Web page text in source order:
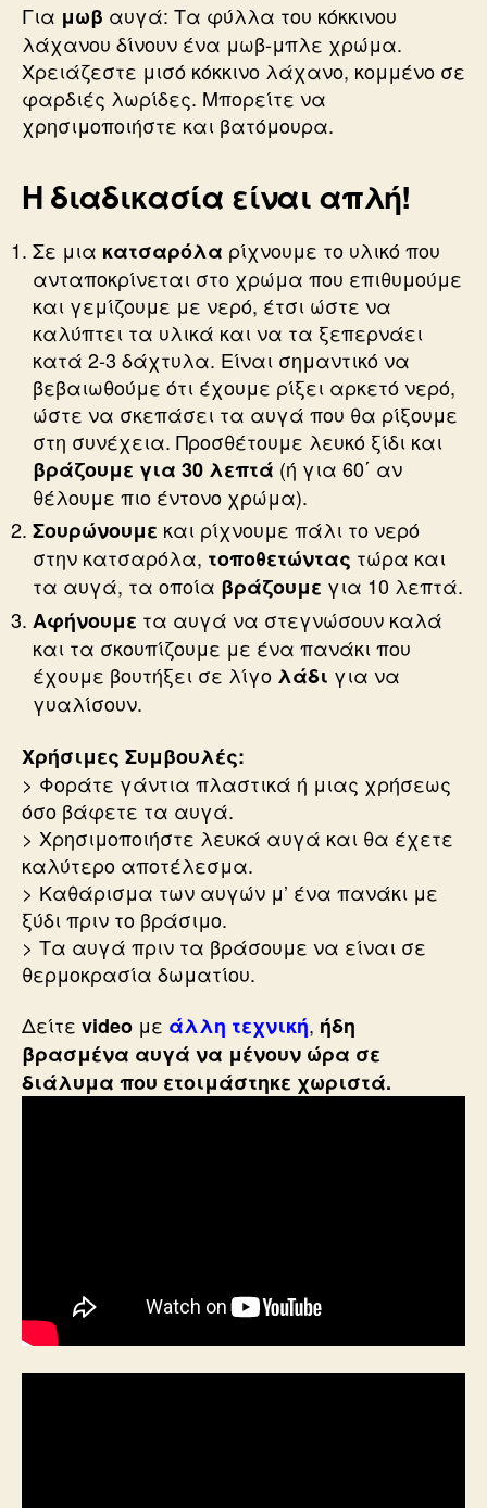
Για μωβ αυγά: Τα φύλλα του κόκκινου
λάχανου δίνουν ένα μωβ-μπλε χρώμα.
Χρειάζεστε μισό κόκκινο λάχανο, κομμένο σε
φαρδιές λωρίδες. Μπορείτε να
χρησιμοποιήστε και βατόμουρα.
Η διαδικασία είναι απλή!
Σε μια κατσαρόλα ρίχνουμε το υλικό που
ανταποκρίνεται στο χρώμα που επιθυμούμε
και γεμίζουμε με νερό, έτσι ώστε να
καλύπτει τα υλικά και να τα ξεπερνάει
κατά 2-3 δάχτυλα. Είναι σημαντικό να
βεβαιωθούμε ότι έχουμε ρίξει αρκετό νερό,
ώστε να σκεπάσει τα αυγά που θα ρίξουμε
στη συνέχεια. Προσθέτουμε λευκό ξίδι και
βράζουμε για 30 λεπτά (ή για 60΄ αν
θέλουμε πιο έντονο χρώμα).
Σουρώνουμε και ρίχνουμε πάλι το νερό
στην κατσαρόλα, τοποθετώντας τώρα και
τα αυγά, τα οποία βράζουμε για 10 λεπτά.
Αφήνουμε τα αυγά να στεγνώσουν καλά
και τα σκουπίζουμε με ένα πανάκι που
έχουμε βουτήξει σε λίγο λάδι για να
γυαλίσουν.
Χρήσιμες Συμβουλές:
> Φοράτε γάντια πλαστικά ή μιας χρήσεως
όσο βάφετε τα αυγά.
> Χρησιμοποιήστε λευκά αυγά και θα έχετε
καλύτερο αποτέλεσμα.
> Καθάρισμα των αυγών μ’ ένα πανάκι με
ξύδι πριν το βράσιμο.
> Τα αυγά πριν τα βράσουμε να είναι σε
θερμοκρασία δωματίου.
Δείτε video με άλλη τεχνική, ήδη
βρασμένα αυγά να μένουν ώρα σε
διάλυμα που ετοιμάστηκε χωριστά.